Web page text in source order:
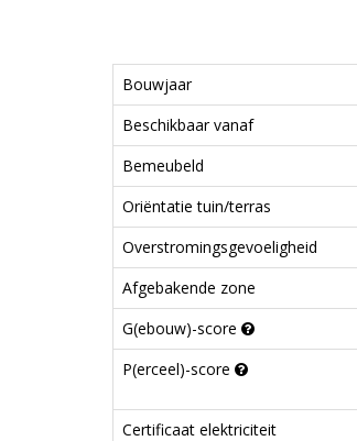
Bouwjaar
Beschikbaar vanaf
Bemeubeld
Oriëntatie tuin/terras
Overstromingsgevoeligheid
Afgebakende zone
G(ebouw)-score
P(erceel)-score
Certificaat elektriciteit